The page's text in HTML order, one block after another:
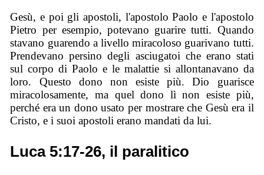
Gesù, e poi gli apostoli, l'apostolo Paolo e l'apostolo
Pietro per esempio, potevano guarire tutti. Quando
stavano guarendo a livello miracoloso guarivano tutti.
Prendevano persino degli asciugatoi che erano stati
sul corpo di Paolo e le malattie si allontanavano da
loro. Questo dono non esiste più. Dio guarisce
miracolosamente, ma quel dono lì non esiste più,
perché era un dono usato per mostrare che Gesù era il
Cristo, e i suoi apostoli erano mandati da lui.
Luca 5:17-26, il paralitico